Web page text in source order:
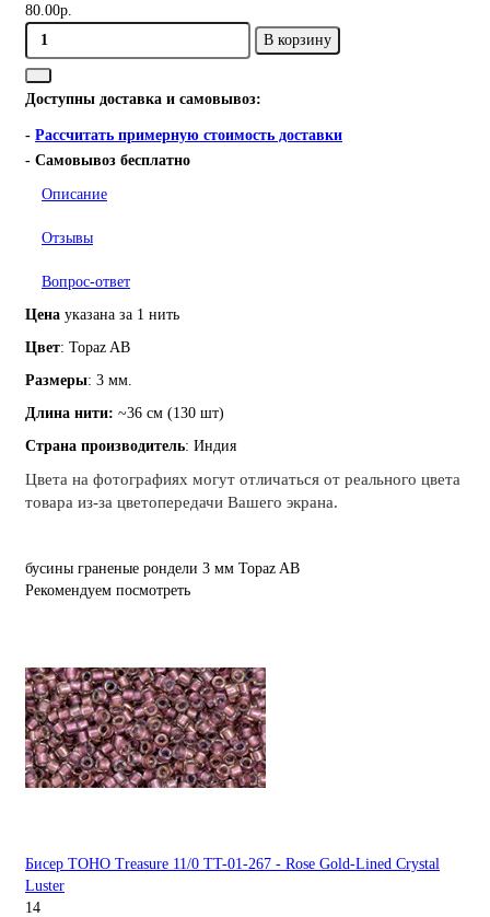
80.00р.
В корзину
Доступны доставка и самовывоз:
- Рассчитать примерную стоимость доставки
- Самовывоз бесплатно
Описание
Отзывы
Вопрос-ответ
Цена указана за 1 нить
Цвет: Topaz AB
Размеры: 3 мм.
Длина нити: ~36 см (130 шт)
Страна производитель: Индия
Цвета на фотографиях могут отличаться от реального цвета
товара из-за цветопередачи Вашего экрана.
бусины граненые рондели 3 мм Topaz AB
Рекомендуем посмотреть
Бисер TOHO Treasure 11/0 TT-01-267 - Rose Gold-Lined Crystal
Luster
14